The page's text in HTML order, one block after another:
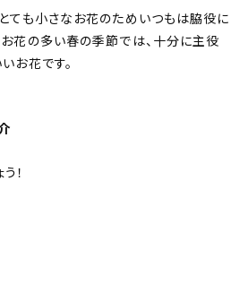
ても小さなお花のためいつもは脇役に
花の多い春の季節では、十分に主役
お花です。
！